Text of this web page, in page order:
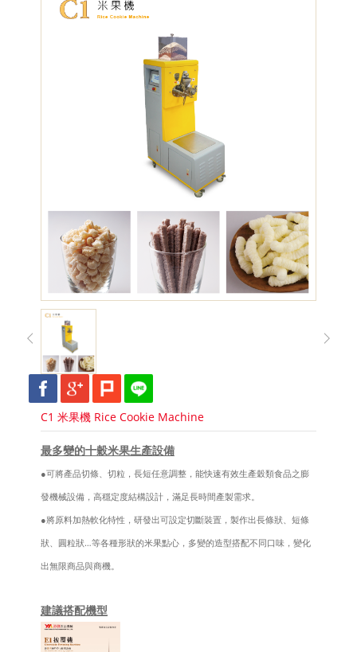
C1 米果機 Rice Cookie Machine
最多變的十穀米果生產設備
●可將產品切條、切粒，長短任意調整，能快速有效生產穀類食品之膨
發機械設備，高穩定度結構設計，滿足長時間產製需求。
●將原料加熱軟化特性，研發出可設定切斷裝置，製作出長條狀、短條
狀、圓粒狀…等各種形狀的米果點心，多變的造型搭配不同口味，變化
出無限商品與商機。
建議搭配機型